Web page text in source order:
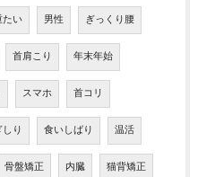
い 男性 ぎっくり腰
首肩こり 年末年始
スマホ 首コリ
り 食いしばり 温活
骨盤矯正 内臓 猫背矯正